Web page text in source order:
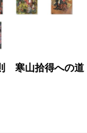
寒山拾得への道